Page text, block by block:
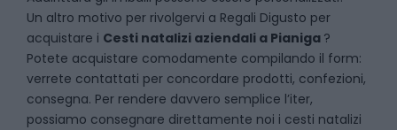
Un altro motivo per rivolgervi a Regali Digusto per
acquistare i Cesti natalizi aziendali a Pianiga ?
Potete acquistare comodamente compilando il form:
verrete contattati per concordare prodotti, confezioni,
consegna. Per rendere davvero semplice l’iter,
possiamo consegnare direttamente noi i cesti natalizi